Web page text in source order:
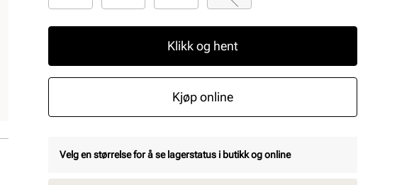
Klikk og hent
Kjøp online
Velg en størrelse for å se lagerstatus i butikk og online